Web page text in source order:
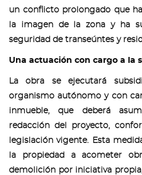
un conflicto prolongado que
la imagen de la zona y ha
seguridad de transeúntes y
Una actuación con cargo a la
La obra se ejecutará
organismo autónomo y con
inmueble, que deberá
redacción del proyecto,
legislación vigente. Esta
la propiedad a acometer
demolición por iniciativa